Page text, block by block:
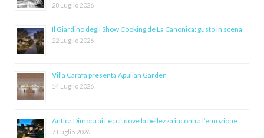
28 Luglio 2026
Il Giardino degli Show Cooking de La Canonica: gusto in scena
22 Luglio 2026
Villa Carafa presenta Apulian Garden
14 Luglio 2026
Antica Dimora ai Lecci: dove la bellezza incontra l’emozione
7 Luglio 2026